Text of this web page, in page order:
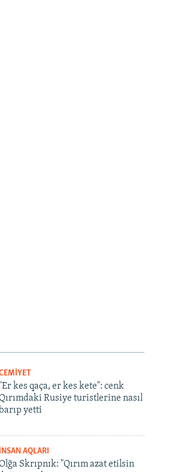
"Er kes qaça, er kes kete": cenk
Rusiye turistlerine nasıl
barıp yetti
İNSAN AQLARI
Skrıpnık: "Qırım azat etilsin